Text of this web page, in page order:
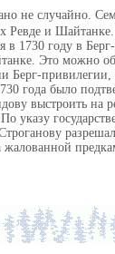
не случайно.
Ревде и
в 1730 году в
Это можно
Берг-привилегии,
года было
выстроить на
указу
жалованной